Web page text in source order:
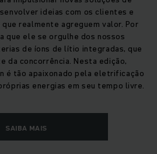
ideias com os clientes e
realmente agreguem valor. Por
que ele se orgulhe dos nossos
de íons de lítio integradas, que
da concorrência. Nesta edição,
é tão apaixonado pela eletrificação
energias em seu tempo livre.
SAIBA MAIS